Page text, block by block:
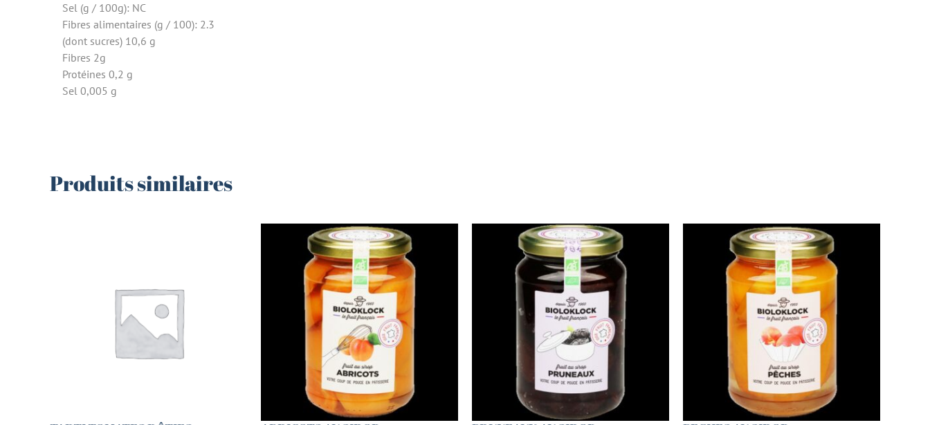
Sel (g / 100g): NC
Fibres alimentaires (g / 100): 2.3
(dont sucres) 10,6 g
Fibres 2g
Protéines 0,2 g
Sel 0,005 g
Produits similaires